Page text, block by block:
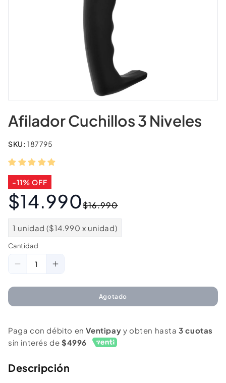
Afilador Cuchillos 3 Niveles
SKU: 187795
-11% OFF
$16.990
$14.990
1 unidad ($14.990 x unidad)
Cantidad
Cantidad
Reducir
3
Aumentar
3
Agotado
Paga con débito enVentipay y obten hasta3 cuotas
sin interés de $4996
Descripción